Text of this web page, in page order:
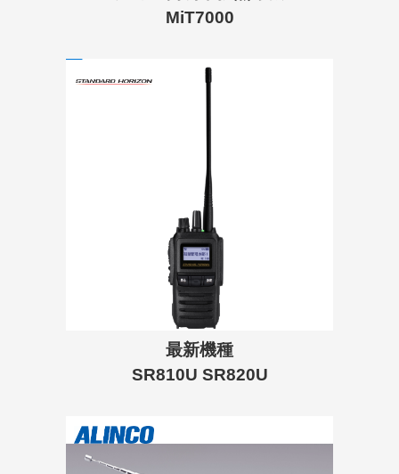
MiT7000
最新機種
SR810U SR820U